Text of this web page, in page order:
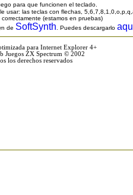
para que funcionen el teclado.
usar: las teclas con flechas,
(estamos en pruebas)
de SoftSynth . Puedes descargarlo
para Internet Explorer 4+
Juegos ZX Spectrum © 2002
los derechos reservados